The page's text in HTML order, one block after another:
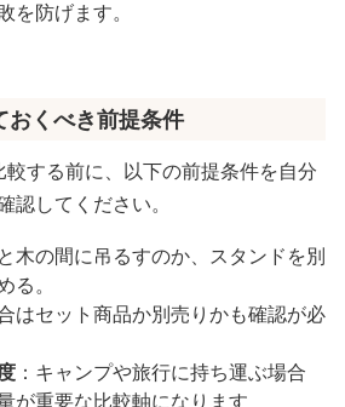
を防げます。
おくべき前提条件
する前に、以下の前提条件を自分
認してください。
木の間に吊るすのか、スタンドを別
。
はセット商品か別売りかも確認が必
：キャンプや旅行に持ち運ぶ場合
が重要な比較軸になります